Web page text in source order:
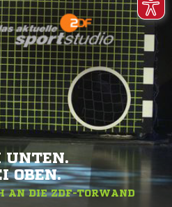
UNTEN.
OBEN.
AN DIE ZDF-TORWAND